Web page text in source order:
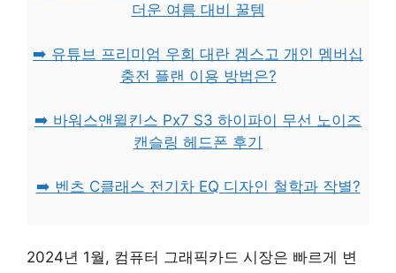
더운 여름 대비 꿀템
➡️ 유튜브 프리미엄 우회 대란 겜스고 개인 멤버십
충전 플랜 이용 방법은?
➡️ 바워스앤윌킨스 Px7 S3 하이파이 무선 노이즈
캔슬링 헤드폰 후기
➡️ 벤츠 C클래스 전기차 EQ 디자인 철학과 작별?
2024년 1월, 컴퓨터 그래픽카드 시장은 빠르게 변